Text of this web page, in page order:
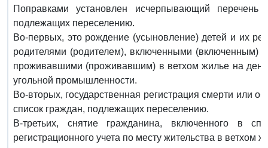
Поправками установлен исчерпывающий перечень
подлежащих переселению.
Во-первых, это рождение (усыновление) детей и их
родителями (родителем), включенными (включенным)
проживавшими (проживавшим) в ветхом жилье на
угольной промышленности.
Во-вторых, государственная регистрация смерти или
список граждан, подлежащих переселению.
В-третьих, снятие гражданина, включенного в
регистрационного учета по месту жительства в ветхом